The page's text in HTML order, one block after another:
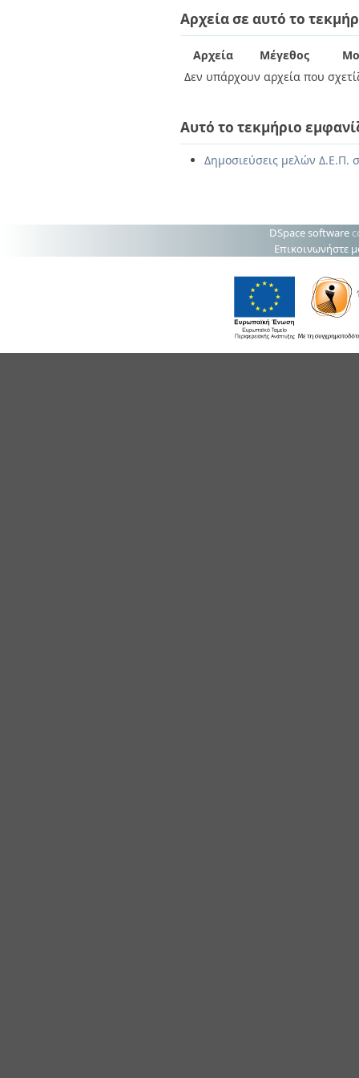
Αρχεία σε αυτό το
Αρχεία Μέγεθος
Δεν υπάρχουν αρχεία που
Αυτό το τεκμήριο
Δημοσιεύσεις μελών Δ.Ε.Π.
DSpace software
Επικοινωνήστε